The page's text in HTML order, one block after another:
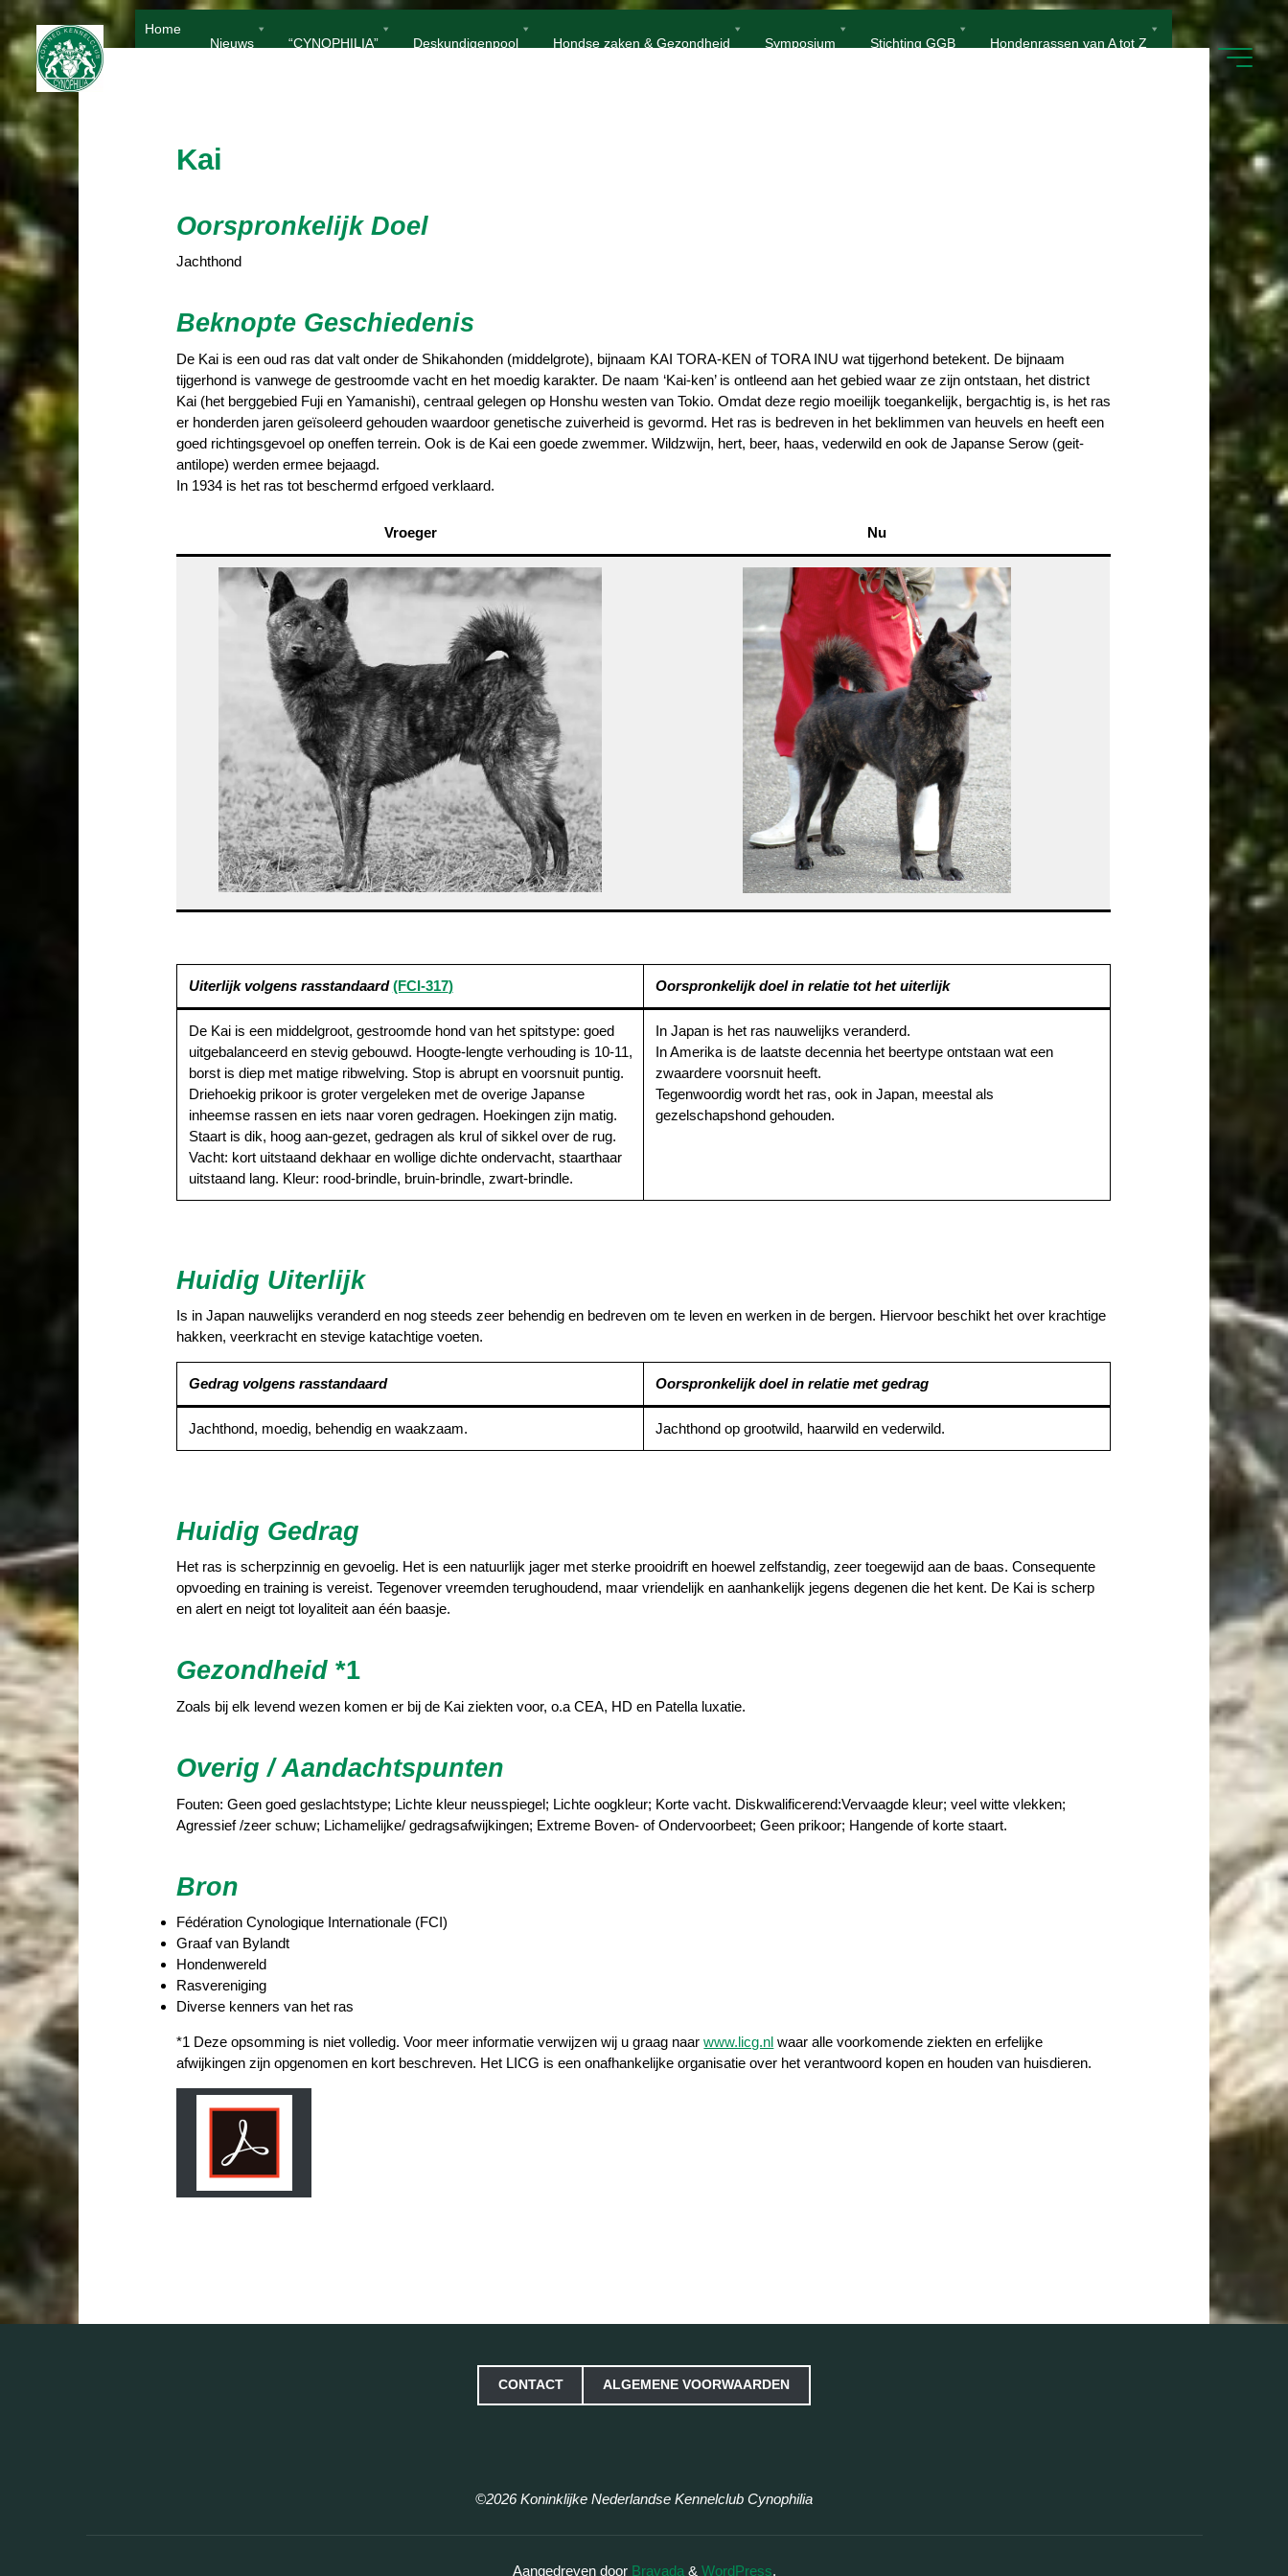
naar
de
inhoud
Home
Nieuws
“CYNOPHILIA” Deskundigenpool Hondse zaken & Gezondheid Symposium Stichting GGB Hondenrassen van A tot Z
Kai
Oorspronkelijk Doel
Jachthond
Beknopte Geschiedenis
De Kai is een oud ras dat valt onder de Shikahonden (middelgrote), bijnaam KAI TORA-KEN of TORA INU wat tijgerhond betekent. De bijnaam
tijgerhond is vanwege de gestroomde vacht en het moedig karakter. De naam ‘Kai-ken’ is ontleend aan het gebied waar ze zijn ontstaan, het district
Kai (het berggebied Fuji en Yamanishi), centraal gelegen op Honshu westen van Tokio. Omdat deze regio moeilijk toegankelijk, bergachtig is, is het ras
er honderden jaren geïsoleerd gehouden waardoor genetische zuiverheid is gevormd. Het ras is bedreven in het beklimmen van heuvels en heeft een
goed richtingsgevoel op oneffen terrein. Ook is de Kai een goede zwemmer. Wildzwijn, hert, beer, haas, vederwild en ook de Japanse Serow (geit-
antilope) werden ermee bejaagd.
In 1934 is het ras tot beschermd erfgoed verklaard.
Vroeger Nu
Uiterlijk volgens rasstandaard(FCI-317) Oorspronkelijk doel in relatie tot het uiterlijk
De Kai is een middelgroot, gestroomde hond van het spitstype: goed
uitgebalanceerd en stevig gebouwd. Hoogte-lengte verhouding is 10-11,
borst is diep met matige ribwelving. Stop is abrupt en voorsnuit puntig.
Driehoekig prikoor is groter vergeleken met de overige Japanse
inheemse rassen en iets naar voren gedragen. Hoekingen zijn matig.
Staart is dik, hoog aan-gezet, gedragen als krul of sikkel over de rug.
Vacht: kort uitstaand dekhaar en wollige dichte ondervacht, staarthaar
uitstaand lang. Kleur: rood-brindle, bruin-brindle, zwart-brindle.
In Japan is het ras nauwelijks veranderd.
In Amerika is de laatste decennia het beertype ontstaan wat een
zwaardere voorsnuit heeft.
Tegenwoordig wordt het ras, ook in Japan, meestal als
gezelschapshond gehouden.
Huidig Uiterlijk
Is in Japan nauwelijks veranderd en nog steeds zeer behendig en bedreven om te leven en werken in de bergen. Hiervoor beschikt het over krachtige
hakken, veerkracht en stevige katachtige voeten.
Gedrag volgens rasstandaard Oorspronkelijk doel in relatie met gedrag
Jachthond, moedig, behendig en waakzaam. Jachthond op grootwild, haarwild en vederwild.
Huidig Gedrag
Het ras is scherpzinnig en gevoelig. Het is een natuurlijk jager met sterke prooidrift en hoewel zelfstandig, zeer toegewijd aan de baas. Consequente
opvoeding en training is vereist. Tegenover vreemden terughoudend, maar vriendelijk en aanhankelijk jegens degenen die het kent. De Kai is scherp
en alert en neigt tot loyaliteit aan één baasje.
Gezondheid *1
Zoals bij elk levend wezen komen er bij de Kai ziekten voor, o.a CEA, HD en Patella luxatie.
Overig / Aandachtspunten
Fouten: Geen goed geslachtstype; Lichte kleur neusspiegel; Lichte oogkleur; Korte vacht. Diskwalificerend:Vervaagde kleur; veel witte vlekken;
Agressief /zeer schuw; Lichamelijke/ gedragsafwijkingen; Extreme Boven- of Ondervoorbeet; Geen prikoor; Hangende of korte staart.
Bron
Fédération Cynologique Internationale (FCI)
Graaf van Bylandt
Hondenwereld
Rasvereniging
Diverse kenners van het ras
*1 Deze opsomming is niet volledig. Voor meer informatie verwijzen wij u graag naarwww.licg.nl waar alle voorkomende ziekten en erfelijke
afwijkingen zijn opgenomen en kort beschreven. Het LICG is een onafhankelijke organisatie over het verantwoord kopen en houden van huisdieren.
CONTACT ALGEMENE VOORWAARDEN
©2026 Koninklijke Nederlandse Kennelclub Cynophilia
Aangedreven doorBravada & WordPress.